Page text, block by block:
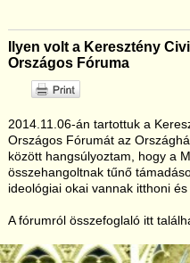
Ilyen volt a Keresztény
Országos Fóruma
2014.11.06-án tartottuk a
Országos Fórumát az
között hangsúlyoztam, hogy a
összehangoltnak tűnő
ideológiai okai vannak itthoni
A fórumról összefoglaló itt